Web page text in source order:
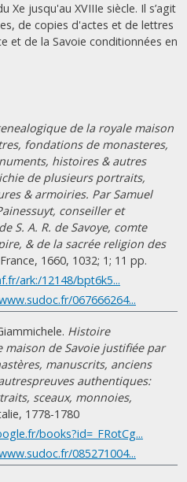
Xe jusqu'au XVIIIe siècle. Il s’agit
de copies d'actes et de lettres
et de la Savoie conditionnées en
de la royale maison
fondations de monasteres,
histoires & autres
de plusieurs portraits,
& armoiries. Par Samuel
conseiller et
S. A. R. de Savoye, comte
& de la sacrée religion des
1660, 1032; 1; 11 pp.
ark:/12148/bpt6k5...
067666264...
Histoire
maison de Savoie justifiée par
manuscrits, anciens
authentiques:
sceaux, monnoies,
1778-1780
books?id=_FRotCg...
085271004...